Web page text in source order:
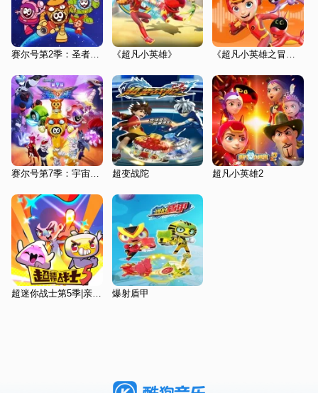
《超凡小英雄》
赛尔号第7季：宇宙之眼 超变战陀 超凡小英雄2
爆射盾甲